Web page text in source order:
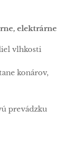
elektrárne
vlhkosti
konárov,
prevádzku